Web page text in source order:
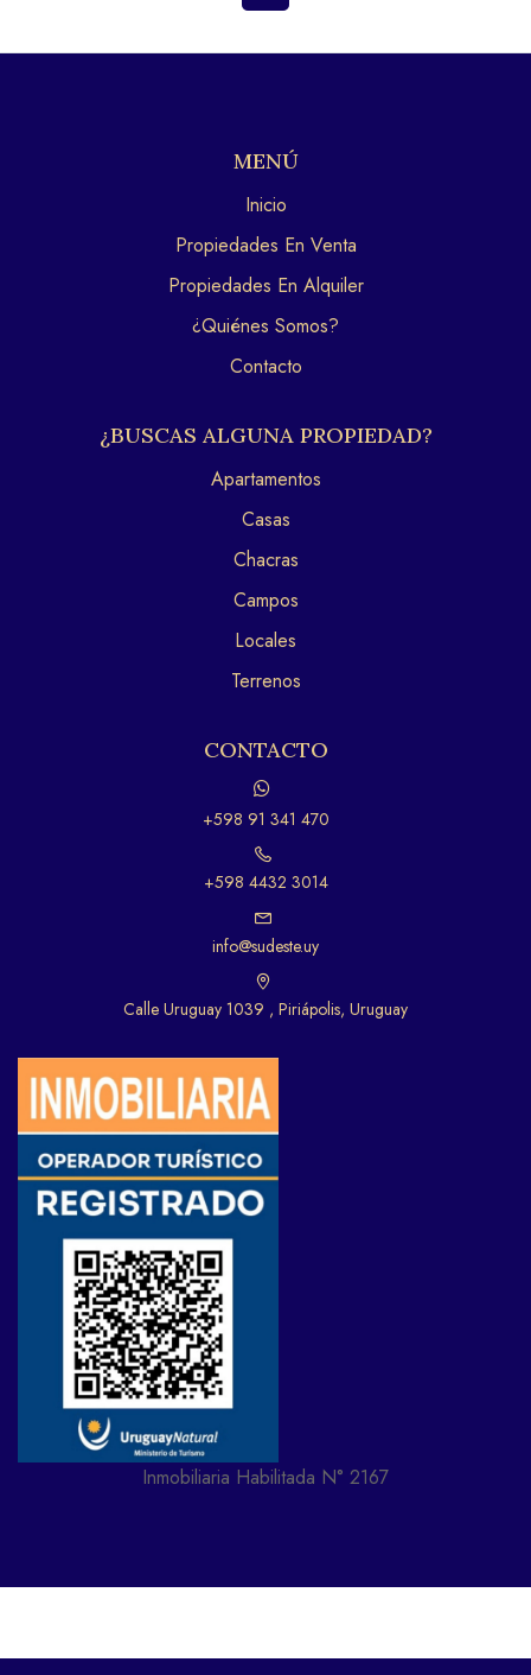
MENÚ
Inicio
Propiedades En Venta
Propiedades En Alquiler
¿Quiénes Somos?
Contacto
¿BUSCAS ALGUNA PROPIEDAD?
Apartamentos
Casas
Chacras
Campos
Locales
Terrenos
CONTACTO
+598 91 341 470
+598 4432 3014
info@sudeste.uy
Calle Uruguay 1039 , Piriápolis, Uruguay
Inmobiliaria Habilitada N° 2167